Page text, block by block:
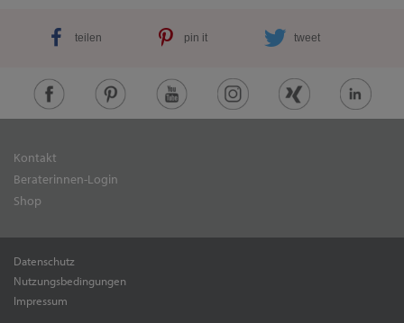
teilen pin it tweet
Kontakt
Beraterinnen-Login
Shop
Datenschutz
Nutzungsbedingungen
Impressum